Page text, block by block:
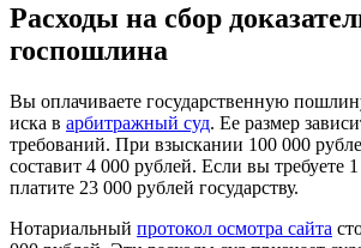
Расходы на сбор
госпошлина
Вы оплачиваете государственную
иска в арбитражный суд. Ее размер
требований. При взыскании 100 000
составит 4 000 рублей. Если вы требуете
платите 23 000 рублей государству.
Нотариальный протокол осмотра сайта